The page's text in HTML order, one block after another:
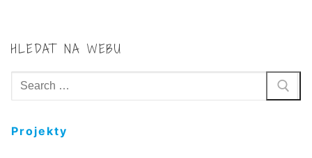
HLEDAT NA WEBU
Hledat:
Projekty